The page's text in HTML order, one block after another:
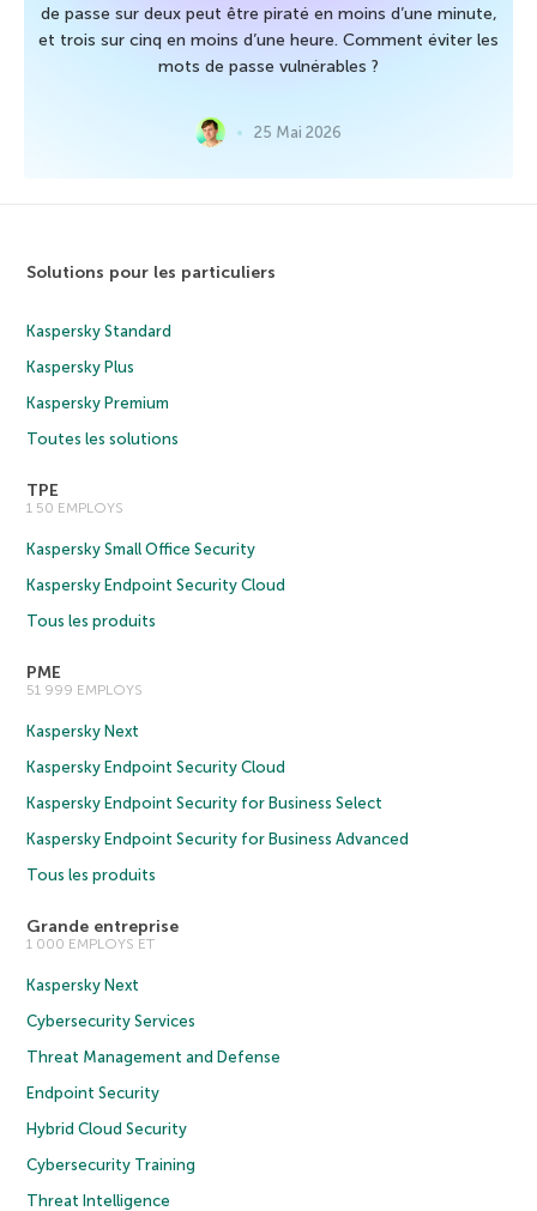
de passe sur deux peut être piraté en moins d’une minute,
et trois sur cinq en moins d’une heure. Comment éviter les
mots de passe vulnérables ?
25 Mai 2026
Solutions pour les particuliers
Kaspersky Standard
Kaspersky Plus
Kaspersky Premium
Toutes les solutions
TPE
1 50 EMPLOYS
Kaspersky Small Office Security
Kaspersky Endpoint Security Cloud
Tous les produits
PME
51 999 EMPLOYS
Kaspersky Next
Kaspersky Endpoint Security Cloud
Kaspersky Endpoint Security for Business Select
Kaspersky Endpoint Security for Business Advanced
Tous les produits
Grande entreprise
1 000 EMPLOYS ET
Kaspersky Next
Cybersecurity Services
Threat Management and Defense
Endpoint Security
Hybrid Cloud Security
Cybersecurity Training
Threat Intelligence